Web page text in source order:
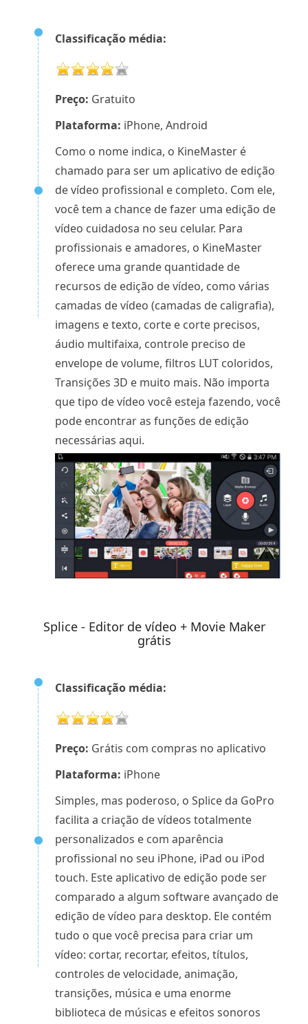
Classificação média:
Preço: Gratuito
Plataforma: iPhone, Android
Como o nome indica, o KineMaster é
chamado para ser um aplicativo de edição
de vídeo profissional e completo. Com ele,
você tem a chance de fazer uma edição de
vídeo cuidadosa no seu celular. Para
profissionais e amadores, o KineMaster
oferece uma grande quantidade de
recursos de edição de vídeo, como várias
camadas de vídeo (camadas de caligrafia),
imagens e texto, corte e corte precisos,
áudio multifaixa, controle preciso de
envelope de volume, filtros LUT coloridos,
Transições 3D e muito mais. Não importa
que tipo de vídeo você esteja fazendo, você
pode encontrar as funções de edição
necessárias aqui.
Splice - Editor de vídeo + Movie Maker
grátis
Classificação média:
Preço: Grátis com compras no aplicativo
Plataforma: iPhone
Simples, mas poderoso, o Splice da GoPro
facilita a criação de vídeos totalmente
personalizados e com aparência
profissional no seu iPhone, iPad ou iPod
touch. Este aplicativo de edição pode ser
comparado a algum software avançado de
edição de vídeo para desktop. Ele contém
tudo o que você precisa para criar um
vídeo: cortar, recortar, efeitos, títulos,
controles de velocidade, animação,
transições, música e uma enorme
biblioteca de músicas e efeitos sonoros